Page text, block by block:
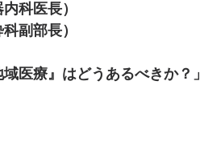
科医長）
副部長）
医療』はどうあるべきか？」